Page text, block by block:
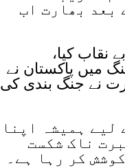
بعد بھارت اب
نقاب کیا،
جارحیت کا منہ توڑ جواب دیا، 4 روزہ جنگ میں پاکستان نے
نے جنگ بندی کی
لیے ہمیشہ اپنا
ناک شکست
کر رہا ہے۔